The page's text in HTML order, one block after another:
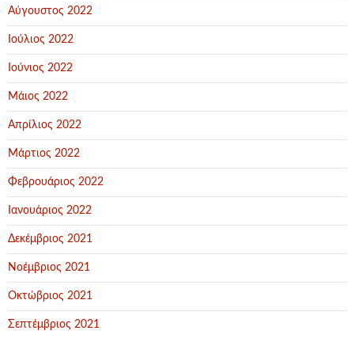
Αύγουστος 2022
Ιούλιος 2022
Ιούνιος 2022
Μάιος 2022
Απρίλιος 2022
Μάρτιος 2022
Φεβρουάριος 2022
Ιανουάριος 2022
Δεκέμβριος 2021
Νοέμβριος 2021
Οκτώβριος 2021
Σεπτέμβριος 2021